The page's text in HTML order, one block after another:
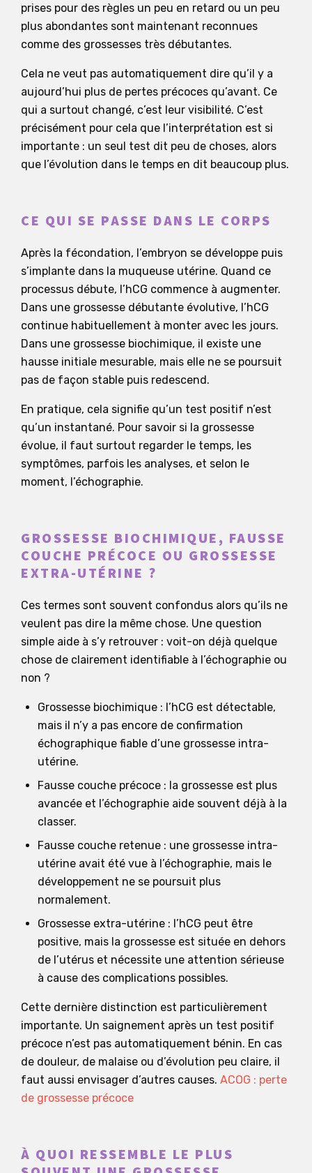
prises pour des règles un peu en retard ou un peu
plus abondantes sont maintenant reconnues
comme des grossesses très débutantes.
Cela ne veut pas automatiquement dire qu’il y a
aujourd’hui plus de pertes précoces qu’avant. Ce
qui a surtout changé, c’est leur visibilité. C’est
précisément pour cela que l’interprétation est si
importante : un seul test dit peu de choses, alors
que l’évolution dans le temps en dit beaucoup plus.
CE QUI SE PASSE DANS LE CORPS
Après la fécondation, l’embryon se développe puis
s’implante dans la muqueuse utérine. Quand ce
processus débute, l’hCG commence à augmenter.
Dans une grossesse débutante évolutive, l’hCG
continue habituellement à monter avec les jours.
Dans une grossesse biochimique, il existe une
hausse initiale mesurable, mais elle ne se poursuit
pas de façon stable puis redescend.
En pratique, cela signifie qu’un test positif n’est
qu’un instantané. Pour savoir si la grossesse
évolue, il faut surtout regarder le temps, les
symptômes, parfois les analyses, et selon le
moment, l’échographie.
GROSSESSE BIOCHIMIQUE, FAUSSE
COUCHE PRÉCOCE OU GROSSESSE
EXTRA-UTÉRINE ?
Ces termes sont souvent confondus alors qu’ils ne
veulent pas dire la même chose. Une question
simple aide à s’y retrouver : voit-on déjà quelque
chose de clairement identifiable à l’échographie ou
non ?
Grossesse biochimique : l’hCG est détectable,
mais il n’y a pas encore de confirmation
échographique fiable d’une grossesse intra-
utérine.
Fausse couche précoce : la grossesse est plus
avancée et l’échographie aide souvent déjà à la
classer.
Fausse couche retenue : une grossesse intra-
utérine avait été vue à l’échographie, mais le
développement ne se poursuit plus
normalement.
Grossesse extra-utérine : l’hCG peut être
positive, mais la grossesse est située en dehors
de l’utérus et nécessite une attention sérieuse
à cause des complications possibles.
Cette dernière distinction est particulièrement
importante. Un saignement après un test positif
précoce n’est pas automatiquement bénin. En cas
de douleur, de malaise ou d’évolution peu claire, il
faut aussi envisager d’autres causes. ACOG : perte
de grossesse précoce
À QUOI RESSEMBLE LE PLUS